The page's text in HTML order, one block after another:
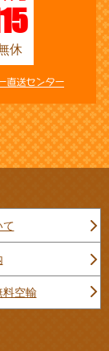
休
直送センター
空輸